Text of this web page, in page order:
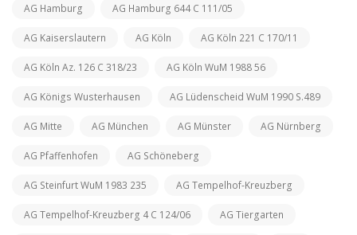
AG Hamburg AG Hamburg 644 C 111/05
AG Kaiserslautern AG Köln AG Köln 221 C 170/11
AG Köln Az. 126 C 318/23 AG Köln WuM 1988 56
AG Königs Wusterhausen AG Lüdenscheid WuM 1990 S.489
AG Mitte AG München AG Münster AG Nürnberg
AG Pfaffenhofen AG Schöneberg
AG Steinfurt WuM 1983 235 AG Tempelhof-Kreuzberg
AG Tempelhof-Kreuzberg 4 C 124/06 AG Tiergarten